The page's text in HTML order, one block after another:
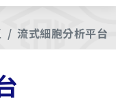
流式細胞分析平台